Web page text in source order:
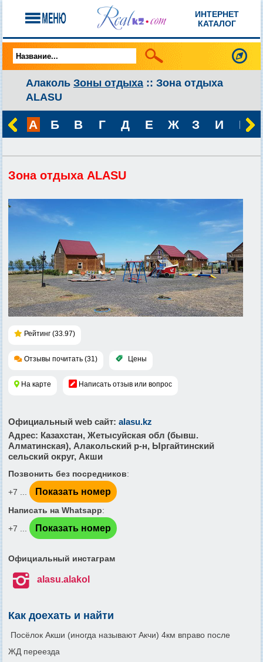
ИНТЕРНЕТ
КАТАЛОГ
Алаколь Зоны отдыха :: Зона отдыха
ALASU
А Б В Г Д Е Ж З И К
Зона отдыха ALASU
Рейтинг (33.97)
Отзывы почитать (31) Цены
На карте Написать отзыв или вопрос
Официальный web сайт: alasu.kz
Адрес: Казахстан, Жетысуйская обл (бывш.
Алматинская), Алакольский р-н, Ыргайтинский
сельский округ, Акши
Позвонить без посредников:
+7 ...
Показать номер
Написать на Whatsapp:
+7 ...
Показать номер
Официальный инстаграм
 alasu.alakol
Как доехать и найти
Посёлок Акши (иногда называют Акчи) 4км вправо после
ЖД переезда